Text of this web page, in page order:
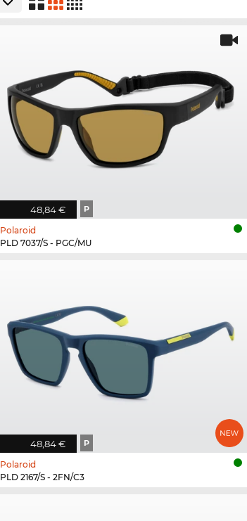
48,84 € P
Polaroid
PLD 7037/S - PGC/MU
48,84 € P
Polaroid
PLD 2167/S - 2FN/C3